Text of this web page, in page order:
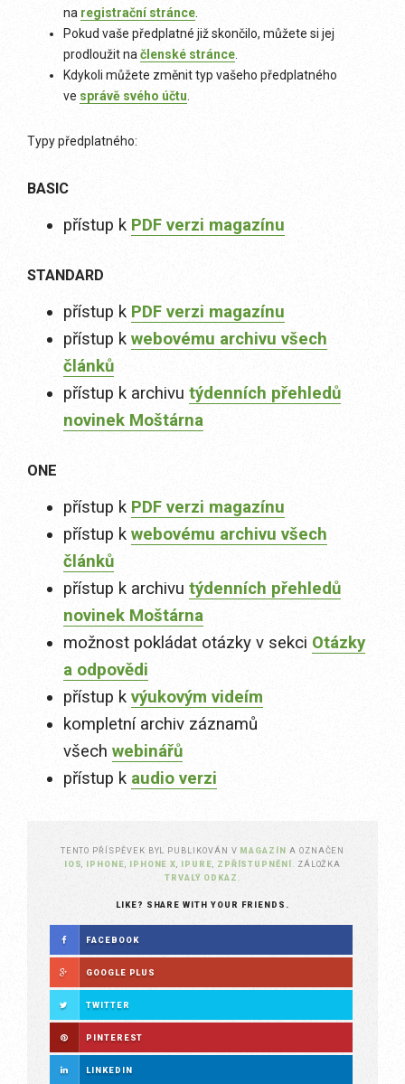
na registrační stránce
Pokud vaše předplatné již skončilo, můžete si jej
prodloužit na členské stránce
Kdykoli můžete změnit typ vašeho předplatného
ve správě svého účtu
Typy předplatného:
BASIC
přístup k PDF verzi magazínu
STANDARD
přístup k PDF verzi magazínu
přístup k webovému archivu všech
článků
přístup k archivu týdenních přehledů
novinek Moštárna
ONE
přístup k PDF verzi magazínu
přístup k webovému archivu všech
článků
přístup k archivu týdenních přehledů
novinek Moštárna
možnost pokládat otázky v sekci Otázky
a odpovědi
přístup k výukovým videím
kompletní archiv záznamů
všech webinářů
přístup k audio verzi
TENTO PŘÍSPĚVEK BYL PUBLIKOVÁN V MAGAZÍN A OZNAČEN
IOS
IPHONE IPHONE X IPURE ZPŘÍSTUPNĚNÍ . ZÁLOŽKA
TRVALÝ ODKAZ
LIKE? SHARE WITH YOUR FRIENDS.
FACEBOOK
GOOGLE PLUS
TWITTER
PINTEREST
LINKEDIN